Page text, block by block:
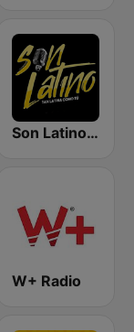
Son Latino Medellín
W+ Radio